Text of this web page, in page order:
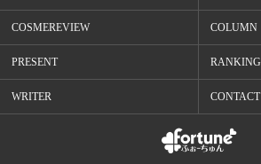
COSMEREVIEW COLUMN
PRESENT RANKING
WRITER CONTACT